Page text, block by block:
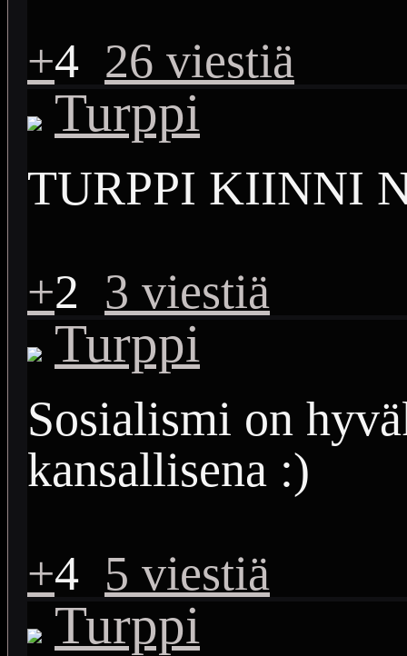
+4 26 viestiä
Turppi
TURPPI KIINNI
+2 3 viestiä
Turppi
Sosialismi on
kansallisena :)
+4 5 viestiä
Turppi